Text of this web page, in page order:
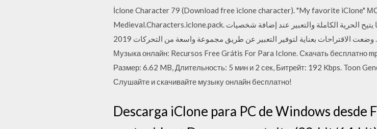
İclone Character 79 (Download free iclone character). "My favorite
Medieval.Characters.iclone.pack. هذه حزمة رائعة تحتوي على 17 شخصية و66 حركة جاهزة، مما يتيح الحرية الكاملة والتعبير عند إضافة شخصيات
لتكملة المشهد الخاص بك في القرون الوسطى. تم توجيه . وضعت الاقتراحات بعناية لتوفير التعبير عن طريق مجموعة واسعة من التحركات 2019.
Музыка онлайн: Recursos Free Grátis For Para Iclone. Скачать бесплатно
Размер: 6.62 MB, Длительность: 5 мин и 2 сек, Битрейт: 192 Kbps. Toon
Слушайте и скачивайте музыку онлайн бесплатно!
Descarga iClone para PC de Windows desde